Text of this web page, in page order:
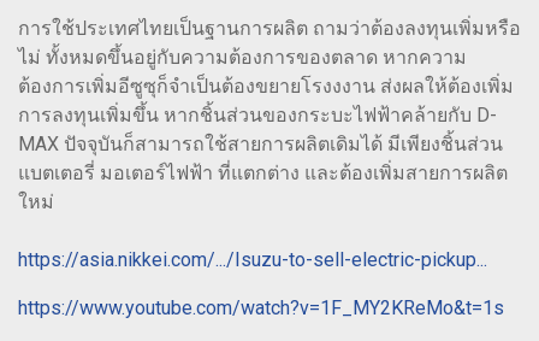
การใช้ประเทศไทยเป็นฐานการผลิต ถามว่าต้องลงทุนเพิ่มหรือ
ไม่ ทั้งหมดขึ้นอยู่กับความต้องการของตลาด หากความ
ต้องการเพิ่มอีซูซุก็จำเป็นต้องขยายโรงงงาน ส่งผลให้ต้องเพิ่ม
การลงทุนเพิ่มขึ้น หากชิ้นส่วนของกระบะไฟฟ้าคล้ายกับ D-
MAX ปัจจุบันก็สามารถใช้สายการผลิตเดิมได้ มีเพียงชิ้นส่วน
แบตเตอรี่ มอเตอร์ไฟฟ้า ที่แตกต่าง และต้องเพิ่มสายการผลิต
ใหม่
https://asia.nikkei.com/.../Isuzu-to-sell-electric-pickup...
https://www.youtube.com/watch?v=1F_MY2KReMo&t=1s